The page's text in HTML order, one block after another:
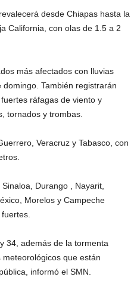
desde Chiapas hasta la
California, con olas de 1.5 a 2
más afectados con lluvias
También registrarán
ráfagas de viento y
tornados y trombas.
Veracruz y Tabasco, con
Durango , Nayarit,
Morelos y Campeche
34, además de la tormenta
que están
informó el SMN.